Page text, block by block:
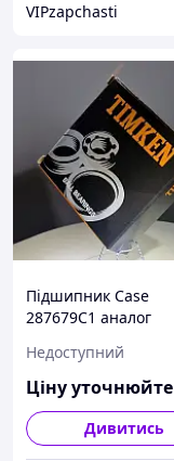
VIPzapchasti
Підшипник Case
287679C1 аналог
Недоступний
Ціну уточнюйте
Дивитись